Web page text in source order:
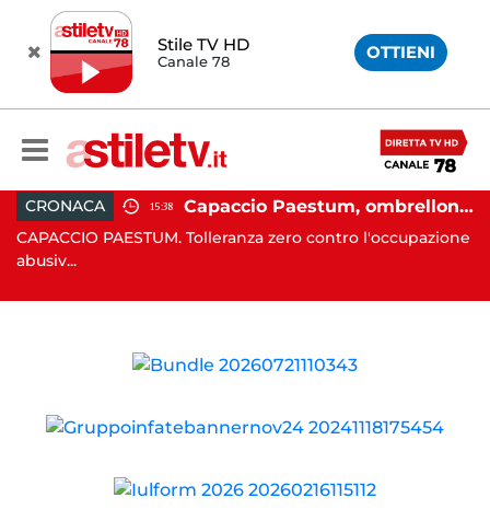
Stile TV HD
Canale 78 OTTIENI
CRONACA 15:38 Capaccio Paestum, ombrellone selvaggio: blitz della Municipale, sgomberate tutte le spiagge libere
CAPACCIO PAESTUM. Tolleranza zero contro l'occupazione
abusiv...